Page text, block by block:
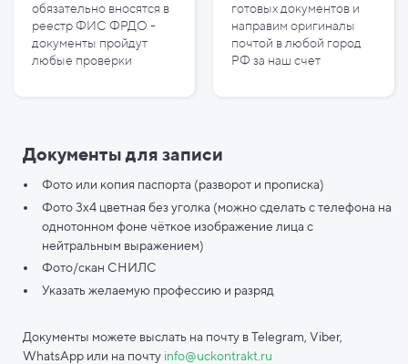
обязательно вносятся в
реестр ФИС ФРДО -
документы пройдут
любые проверки
готовых документов и
направим оригиналы
почтой в любой город
РФ за наш счет
Документы для записи
Фото или копия паспорта (разворот и прописка)
Фото 3х4 цветная без уголка (можно сделать с телефона на
однотонном фоне чёткое изображение лица с
нейтральным выражением)
Фото/скан СНИЛС
Указать желаемую профессию и разряд
Документы можете выслать на почту в Telegram, Viber,
WhatsApp или на почту info@uckontrakt.ru